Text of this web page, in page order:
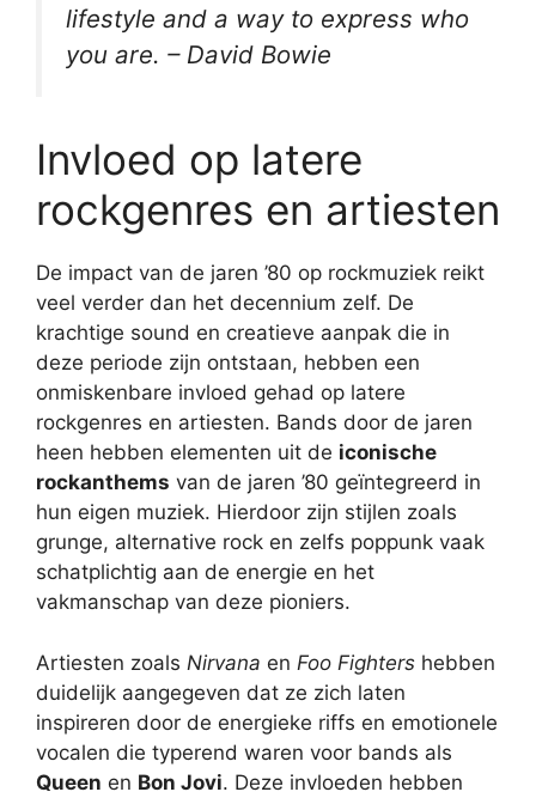
lifestyle and a way to express who
you are. – David Bowie
Invloed op latere
rockgenres en artiesten
De impact van de jaren ’80 op rockmuziek reikt
veel verder dan het decennium zelf. De
krachtige sound en creatieve aanpak die in
deze periode zijn ontstaan, hebben een
onmiskenbare invloed gehad op latere
rockgenres en artiesten. Bands door de jaren
heen hebben elementen uit de iconische
rockanthems van de jaren ’80 geïntegreerd in
hun eigen muziek. Hierdoor zijn stijlen zoals
grunge, alternative rock en zelfs poppunk vaak
schatplichtig aan de energie en het
vakmanschap van deze pioniers.
Artiesten zoals Nirvana en Foo Fighters hebben
duidelijk aangegeven dat ze zich laten
inspireren door de energieke riffs en emotionele
vocalen die typerend waren voor bands als
Queen en Bon Jovi. Deze invloeden hebben